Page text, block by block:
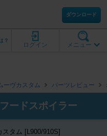
ダウンロード
メニュー
ログイン
？
ーヴカスタム パーツレビュー
ードスポイラー
スタム [L900/910S]